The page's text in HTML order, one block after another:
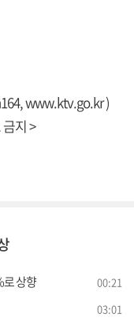
www.ktv.go.kr)
지 >
로 상향 00:21
03:01